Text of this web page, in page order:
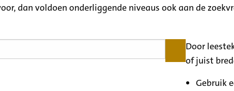
dan voldoen onderliggende niveaus ook aan de
Door
of juist
Gebruik